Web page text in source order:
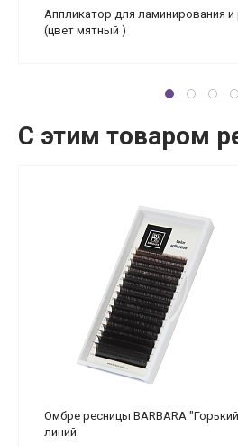
Аппликатор для ламинирования и
(цвет мятный )
С этим товаром
Омбре ресницы BARBARA
линий